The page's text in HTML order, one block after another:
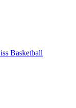
Basketball